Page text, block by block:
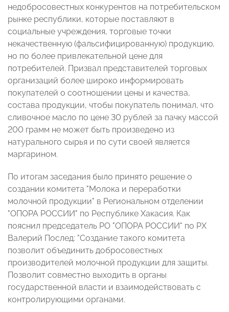
недобросовестных конкурентов на потребительском
рынке республики, которые поставляют в
социальные учреждения, торговые точки
некачественную (фальсифицированную) продукцию,
но по более привлекательной цене для
потребителей. Призвал представителей торговых
организаций более широко информировать
покупателей о соотношении цены и качества,
состава продукции, чтобы покупатель понимал, что
сливочное масло по цене 30 рублей за пачку массой
200 грамм не может быть произведено из
натурального сырья и по сути своей является
маргарином.
По итогам заседания было принято решение о
создании комитета "Молока и переработки
молочной продукции" в Региональном отделении
"ОПОРА РОССИИ" по Республике Хакасия. Как
пояснил председатель РО "ОПОРА РОССИИ" по РХ
Валерий Послед: "Создание такого комитета
позволит объединить добросовестных
производителей молочной продукции для защиты.
Позволит совместно выходить в органы
государственной власти и взаимодействовать с
контролирующими органами.